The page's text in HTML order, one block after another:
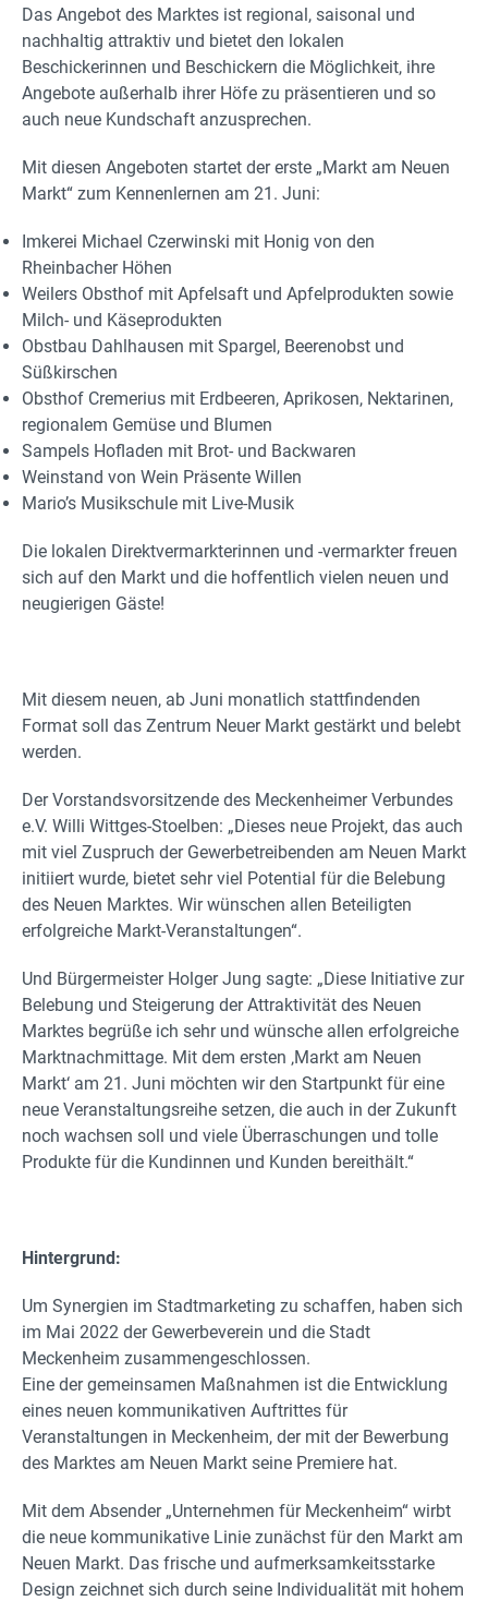
Das Angebot des Marktes ist regional, saisonal und
nachhaltig attraktiv und bietet den lokalen
Beschickerinnen und Beschickern die Möglichkeit, ihre
Angebote außerhalb ihrer Höfe zu präsentieren und so
auch neue Kundschaft anzusprechen.
Mit diesen Angeboten startet der erste „Markt am Neuen
Markt“ zum Kennenlernen am 21. Juni:
Imkerei Michael Czerwinski mit Honig von den
Rheinbacher Höhen
Weilers Obsthof mit Apfelsaft und Apfelprodukten sowie
Milch- und Käseprodukten
Obstbau Dahlhausen mit Spargel, Beerenobst und
Süßkirschen
Obsthof Cremerius mit Erdbeeren, Aprikosen, Nektarinen,
regionalem Gemüse und Blumen
Sampels Hofladen mit Brot- und Backwaren
Weinstand von Wein Präsente Willen
Mario’s Musikschule mit Live-Musik
Die lokalen Direktvermarkterinnen und -vermarkter freuen
sich auf den Markt und die hoffentlich vielen neuen und
neugierigen Gäste!
Mit diesem neuen, ab Juni monatlich stattfindenden
Format soll das Zentrum Neuer Markt gestärkt und belebt
werden.
Der Vorstandsvorsitzende des Meckenheimer Verbundes
e.V. Willi Wittges-Stoelben: „Dieses neue Projekt, das auch
mit viel Zuspruch der Gewerbetreibenden am Neuen Markt
initiiert wurde, bietet sehr viel Potential für die Belebung
des Neuen Marktes. Wir wünschen allen Beteiligten
erfolgreiche Markt-Veranstaltungen“.
Und Bürgermeister Holger Jung sagte: „Diese Initiative zur
Belebung und Steigerung der Attraktivität des Neuen
Marktes begrüße ich sehr und wünsche allen erfolgreiche
Marktnachmittage. Mit dem ersten ‚Markt am Neuen
Markt‘ am 21. Juni möchten wir den Startpunkt für eine
neue Veranstaltungsreihe setzen, die auch in der Zukunft
noch wachsen soll und viele Überraschungen und tolle
Produkte für die Kundinnen und Kunden bereithält.“
Hintergrund:
Um Synergien im Stadtmarketing zu schaffen, haben sich
im Mai 2022 der Gewerbeverein und die Stadt
Meckenheim zusammengeschlossen.
Eine der gemeinsamen Maßnahmen ist die Entwicklung
eines neuen kommunikativen Auftrittes für
Veranstaltungen in Meckenheim, der mit der Bewerbung
des Marktes am Neuen Markt seine Premiere hat.
Mit dem Absender „Unternehmen für Meckenheim“ wirbt
die neue kommunikative Linie zunächst für den Markt am
Neuen Markt. Das frische und aufmerksamkeitsstarke
Design zeichnet sich durch seine Individualität mit hohem